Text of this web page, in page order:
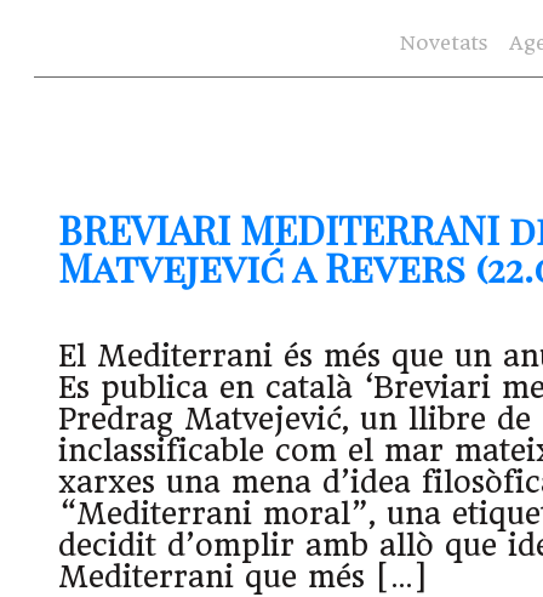
Novetats
BREVIARI
Matvejević a Revers
El Mediterrani és més que un
Es publica en català ‘Breviari
Predrag Matvejević, un llibre de
inclassificable com el mar
xarxes una mena d’idea
“Mediterrani moral”, una
decidit d’omplir amb allò que
Mediterrani que més […]